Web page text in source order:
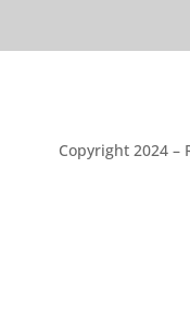
Copyright 2024 –